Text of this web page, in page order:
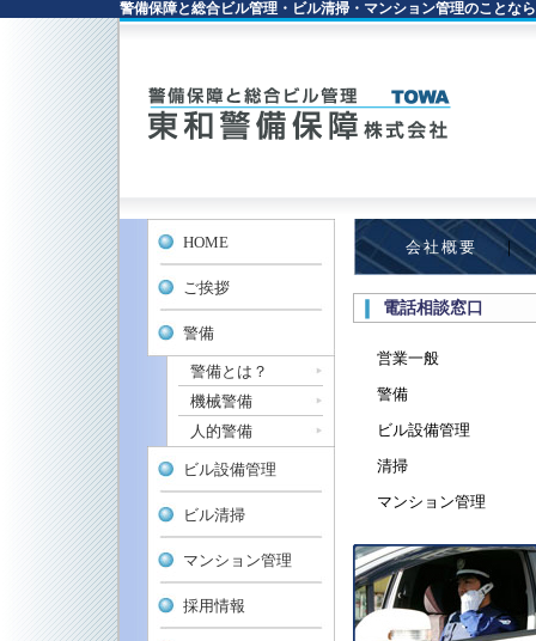
警備保障と総合ビル管理・ビル清掃・マンション管理のことな
会社概要
電話相談窓口
営業一般
警備
ビル設備管理
清掃
マンション管理
HOME
ご挨拶
警備
警備とは？
機械警備
人的警備
ビル設備管理
ビル清掃
マンション管理
採用情報